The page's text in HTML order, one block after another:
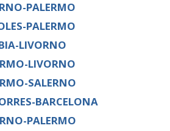
PALERMO
PALERMO
LIVORNO
LIVORNO
SALERNO
BARCELONA
PALERMO